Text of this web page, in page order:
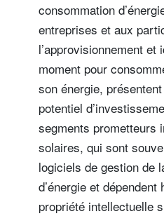
consommation
entreprises et aux
l’approvisionnement
moment pour
son énergie,
potentiel
segments prometteurs
solaires, qui sont
logiciels de gestion de
d’énergie et dépendent
propriété intellectuelle